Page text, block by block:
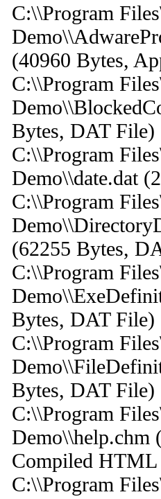
C:\\Program
(40960 Bytes,
C:\\Program
Bytes, DAT File)
C:\\Program
Demo\\date.dat
C:\\Program
(62255 Bytes,
C:\\Program
Bytes, DAT File)
C:\\Program
Bytes, DAT File)
C:\\Program
Demo\\help.chm
Compiled
C:\\Program